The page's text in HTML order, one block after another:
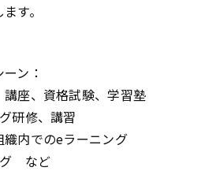
す。
ン：
講座、資格試験、学習塾
研修、講習
織内でのeラーニング
グ など